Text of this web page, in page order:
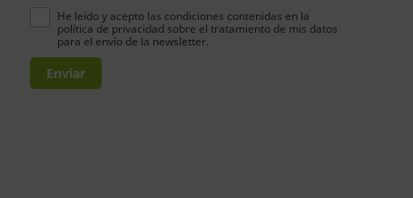
He leído y acepto las condiciones contenidas en la
política de privacidad sobre el tratamiento de mis datos
para el envío de la newsletter.
Enviar